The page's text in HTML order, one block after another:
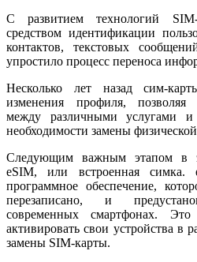
С развитием технологий
средством идентификации
контактов, текстовых
упростило процесс переноса
Несколько лет назад сим-
изменения профиля, позволяя
между различными услугами
необходимости замены
Следующим важным этапом в
eSIM, или встроенная симка.
программное обеспечение,
перезаписано, и
современных смартфонах. Это
активировать свои устройства в
замены SIM-карты.